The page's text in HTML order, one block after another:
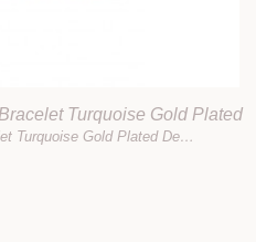
Turquoise Gold Plated
Turquoise Gold Plated De…